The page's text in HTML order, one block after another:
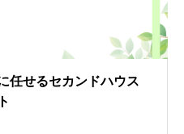
任せるセカンドハウス